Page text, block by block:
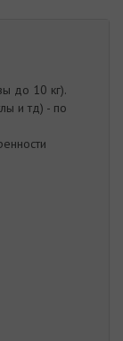
до 10 кг).
и тд) - по